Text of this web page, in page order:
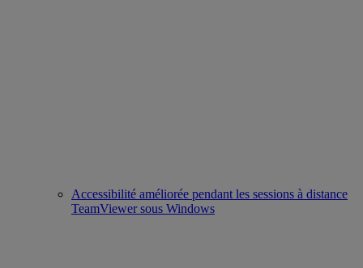
Accessibilité améliorée pendant les sessions à distance
TeamViewer sous Windows